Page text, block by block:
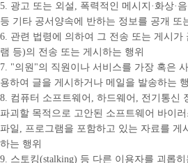
5. 광고 또는 외설, 폭력적인 메시지·화상·
등 기타 공서양속에 반하는 정보를 공개 또
6. 관련 법령에 의하여 그 전송 또는 게시가
램 등)의 전송 또는 게시하는 행위
7. "의원"의 직원이나 서비스를 가장 혹은
용하여 글을 게시하거나 메일을 발송하는
8. 컴퓨터 소프트웨어, 하드웨어, 전기통신
파괴할 목적으로 고안된 소프트웨어 바이
파일, 프로그램을 포함하고 있는 자료를 게
하는 행위
9. 스토킹(stalking) 등 다른 이용자를 괴롭히